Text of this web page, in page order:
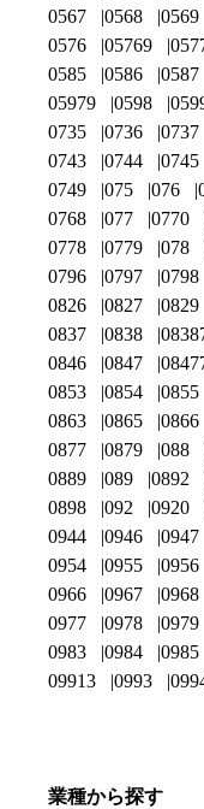
0567
0568 0569
0576
05769
0585
0586 0587
05979
0598
0735
0736 0737
0743
0744 0745
0749
075 076
0768
077 0770
0778
0779 078
0796
0797 0798
0826
0827 0829
0837
0838
0846
0847
0853
0854 0855
0863
0865 0866
0877
0879 088
0889
089 0892
0898
092 0920
0944
0946 0947
0954
0955 0956
0966
0967 0968
0977
0978 0979
0983
0984 0985
09913
0993
業種から探す